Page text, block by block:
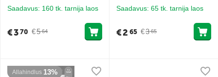
50 mg/60 mg 1gb
Saadavus: 160 tk. tarnija laos
€5 64
€370
Saadavus: 65 tk. tarnija laos
€3 65
€2 65
Allahindlus 13%